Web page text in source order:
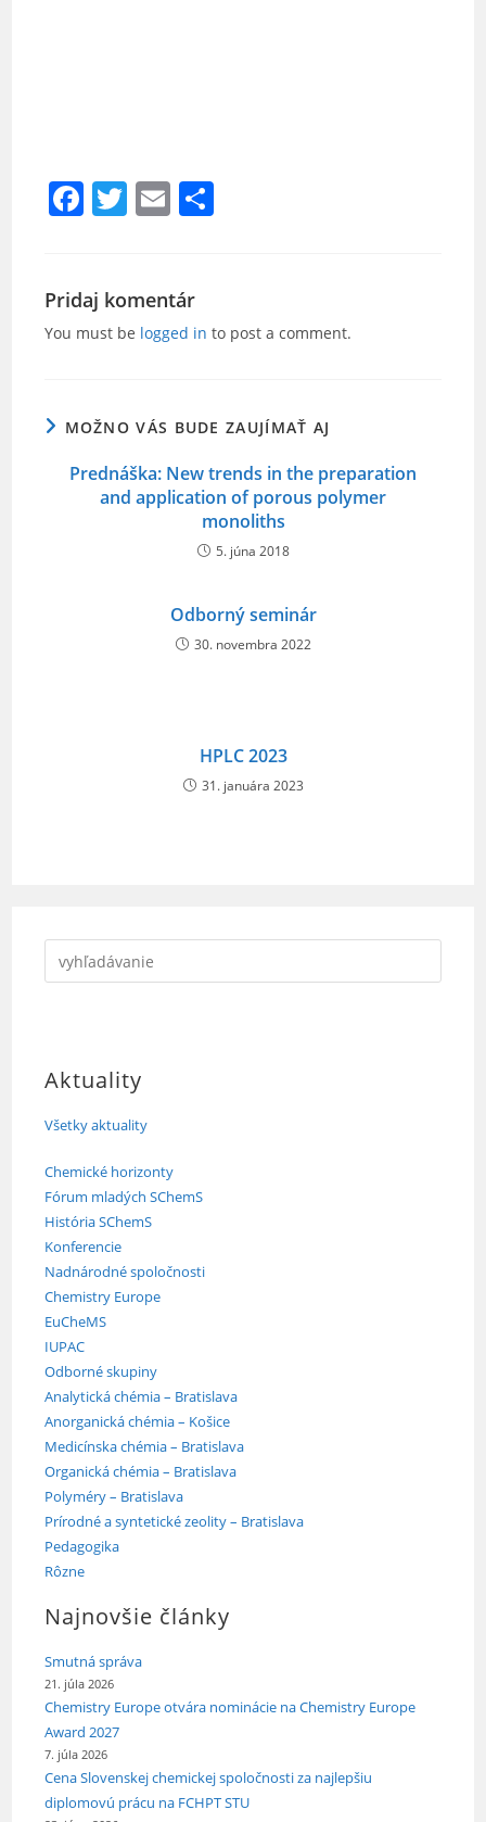
F
e
b
o
k
T
er
E
l
Pridaj komentár
You must be logged in to post a comment.
MOŽNO VÁS BUDE ZAUJÍMAŤ AJ
Prednáška: New trends in the preparation
and application of porous polymer
monoliths
5. júna 2018
Odborný seminár
30. novembra 2022
HPLC 2023
31. januára 2023
Aktuality
Všetky aktuality
Chemické horizonty
Fórum mladých SChemS
História SChemS
Konferencie
Nadnárodné spoločnosti
Chemistry Europe
EuCheMS
IUPAC
Odborné skupiny
Analytická chémia – Bratislava
Anorganická chémia – Košice
Medicínska chémia – Bratislava
Organická chémia – Bratislava
Polyméry – Bratislava
Prírodné a syntetické zeolity – Bratislava
Pedagogika
Rôzne
Najnovšie články
Smutná správa
21. júla 2026
Chemistry Europe otvára nominácie na Chemistry Europe
Award 2027
7. júla 2026
Cena Slovenskej chemickej spoločnosti za najlepšiu
diplomovú prácu na FCHPT STU